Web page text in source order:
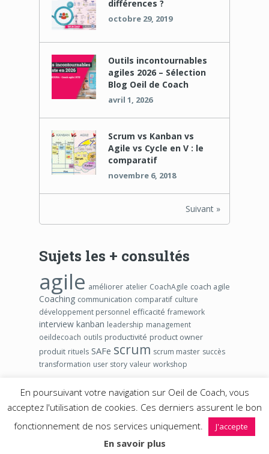
différences ?
octobre 29, 2019
Outils incontournables
agiles 2026 – Sélection
Blog Oeil de Coach
avril 1, 2026
Scrum vs Kanban vs
Agile vs Cycle en V : le
comparatif
novembre 6, 2018
Suivant »
Sujets les + consultés
agile améliorer atelier CoachAgile coach agile
Coaching communication comparatif culture
développement personnel efficacité framework
interview kanban leadership management
oeildecoach outils productivité product owner
produit rituels SAFe scrum scrum master succès
transformation user story valeur workshop
2026 ©Blog Agile Oeil de Coach – www.oeildecoach.com
Propulsé avec passion par Martial SEGURA
En poursuivant votre navigation sur Oeil de Coach, vous
acceptez l'utilisation de cookies. Ces derniers assurent le bon
fonctionnement de nos services uniquement.
J'accepte
En savoir plus